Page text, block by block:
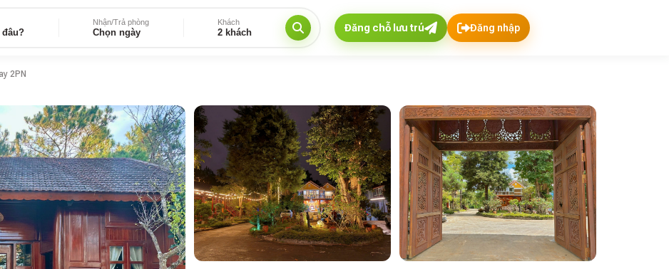
đâu?
Nhận/Trả phòng
Chọn ngày
Khách
2 khách Đăng chỗ lưu trú Đăng nhập
2PN